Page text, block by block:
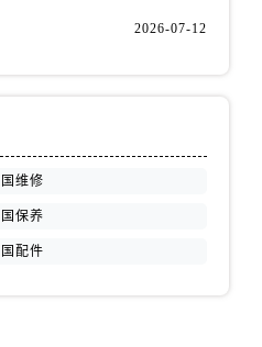
湖南省娄底市娄星区长青街万国售后服务中心（需提前预约）
2026-07-12
维修
保养
配件